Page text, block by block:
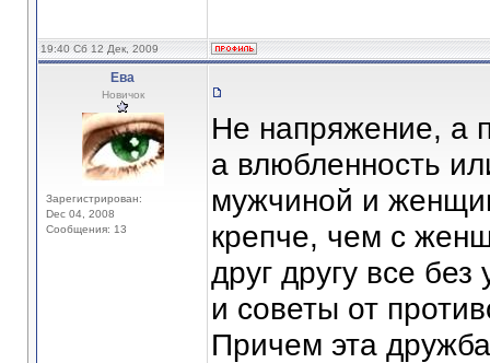
19:40 Сб 12 Дек, 2009
Ева
Новичок
Зарегистрирован:
Dec 04, 2008
Сообщения: 13
Не напряжение, а
а влюбленность
мужчиной и
крепче, чем с
друг другу все
и советы от
Причем эта